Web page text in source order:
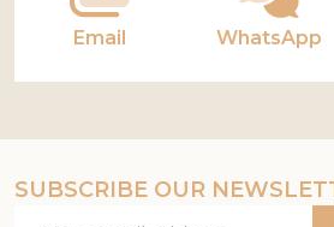
Email WhatsApp
SUBSCRIBE OUR